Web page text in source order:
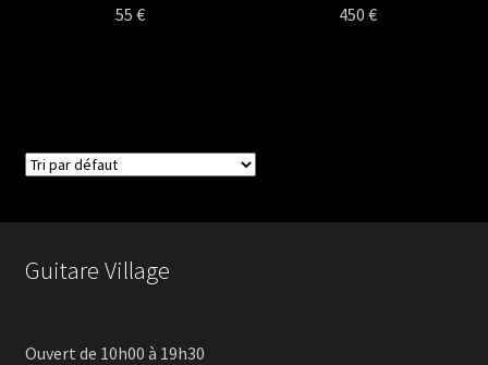
55 €
450€
Guitare Village
Ouvert de 10h00 à 19h30